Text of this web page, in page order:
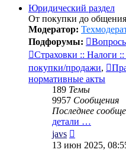
Юридический раздел
От покупки до
Модератор:
Подфорумы:
Страховки :: Налоги
покупки/продажи,
нормативные акты
189 Темы
9957 Сообщения
Последнее
детали …
javs
к
13 июн 2025,